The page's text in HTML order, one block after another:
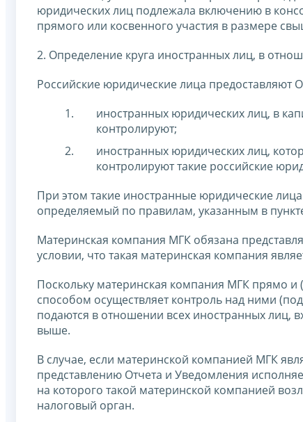
юридических лиц подлежала включению в
прямого или косвенного участия в размере
2. Определение круга иностранных лиц, в
Российские юридические лица предоставляют
иностранных юридических лиц, в
контролируют;
иностранных юридических лиц,
контролируют такие российские
При этом такие иностранные юридические
определяемый по правилам, указанным в
Материнская компания МГК обязана
условии, что такая материнская компания
Поскольку материнская компания МГК прямо и
способом осуществляет контроль над ними
подаются в отношении всех иностранных лиц,
выше.
В случае, если материнской компанией МГК
представлению Отчета и Уведомления
на которого такой материнской компанией
налоговый орган.